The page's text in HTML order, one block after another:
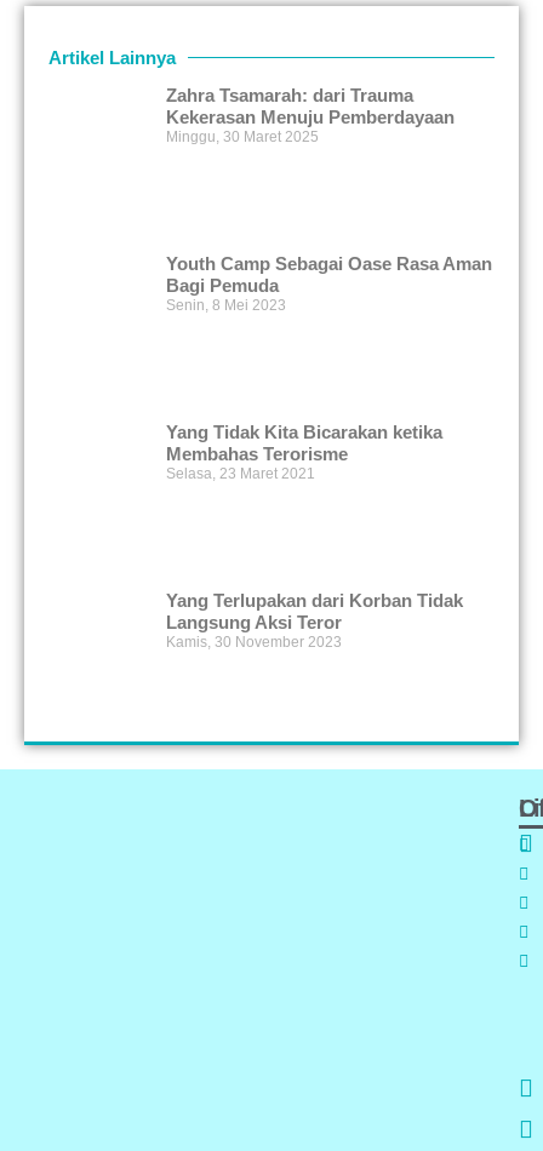
Artikel Lainnya
Zahra Tsamarah: dari Trauma
Kekerasan Menuju Pemberdayaan
Minggu, 30 Maret 2025
Youth Camp Sebagai Oase Rasa Aman
Bagi Pemuda
Senin, 8 Mei 2023
Yang Tidak Kita Bicarakan ketika
Membahas Terorisme
Selasa, 23 Maret 2021
Yang Terlupakan dari Korban Tidak
Langsung Aksi Teror
Kamis, 30 November 2023